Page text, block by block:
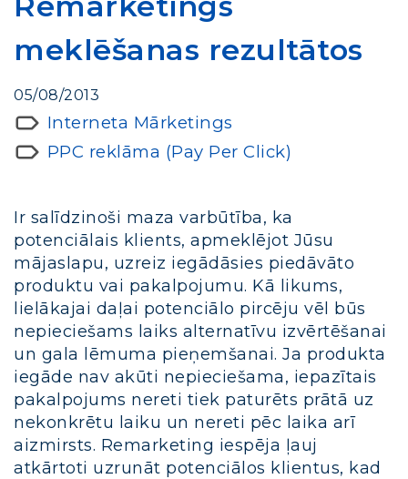
meklēšanas rezultātos
05/08/2013
Interneta Mārketings
PPC reklāma (Pay Per Click)
Ir salīdzinoši maza varbūtība, ka
potenciālais klients, apmeklējot Jūsu
mājaslapu, uzreiz iegādāsies piedāvāto
produktu vai pakalpojumu. Kā likums,
lielākajai daļai potenciālo pircēju vēl būs
nepieciešams laiks alternatīvu izvērtēšanai
un gala lēmuma pieņemšanai. Ja produkta
iegāde nav akūti nepieciešama, iepazītais
pakalpojums nereti tiek paturēts prātā uz
nekonkrētu laiku un nereti pēc laika arī
aizmirsts. Remarketing iespēja ļauj
atkārtoti uzrunāt potenciālos klientus, kad